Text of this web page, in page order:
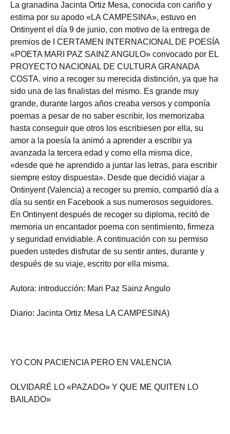
La granadina Jacinta Ortiz Mesa, conocida con cariño y
estima por su apodo «LA CAMPESINA», estuvo en
Ontinyent el día 9 de junio, con motivo de la entrega de
premios de I CERTAMEN INTERNACIONAL DE POESÍA
«POETA MARI PAZ SAINZ ANGULO» convocado por EL
PROYECTO NACIONAL DE CULTURA GRANADA
COSTA. vino a recoger su merecida distinción, ya que ha
sido una de las finalistas del mismo. Es grande muy
grande, durante largos años creaba versos y componía
poemas a pesar de no saber escribir, los memorizaba
hasta conseguir que otros los escribiesen por ella, su
amor a la poesía la animó a aprender a escribir ya
avanzada la tercera edad y como ella misma dice,
«desde que he aprendido a juntar las letras, para escribir
siempre estoy dispuesta». Desde que decidió viajar a
Ontinyent (Valencia) a recoger su premio, compartió día a
día su sentir en Facebook a sus numerosos seguidores.
En Ontinyent después de recoger su diploma, recitó de
memoria un encantador poema con sentimiento, firmeza
y seguridad envidiable. A continuación con su permiso
pueden ustedes disfrutar de su sentir antes, durante y
después de su viaje, escrito por ella misma.
Autora: introducción: Mari Paz Sainz Angulo
Diario: Jacinta Ortiz Mesa LA CAMPESINA)
YO CON PACIENCIA PERO EN VALENCIA
OLVIDARÉ LO «PAZADO» Y QUE ME QUITEN LO
BAILADO»